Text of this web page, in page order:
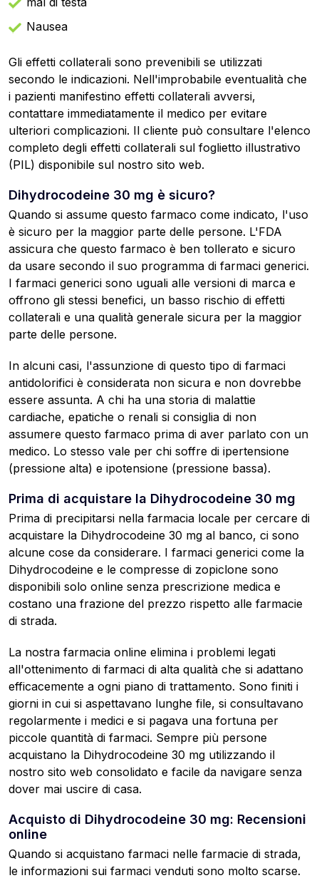
Nausea
Gli effetti collaterali sono prevenibili se utilizzati
secondo le indicazioni. Nell'improbabile eventualità che
i pazienti manifestino effetti collaterali avversi,
contattare immediatamente il medico per evitare
ulteriori complicazioni. Il cliente può consultare l'elenco
completo degli effetti collaterali sul foglietto illustrativo
(PIL) disponibile sul nostro sito web.
Dihydrocodeine 30 mg è sicuro?
Quando si assume questo farmaco come indicato, l'uso
è sicuro per la maggior parte delle persone. L'FDA
assicura che questo farmaco è ben tollerato e sicuro
da usare secondo il suo programma di farmaci generici.
I farmaci generici sono uguali alle versioni di marca e
offrono gli stessi benefici, un basso rischio di effetti
collaterali e una qualità generale sicura per la maggior
parte delle persone.
In alcuni casi, l'assunzione di questo tipo di farmaci
antidolorifici è considerata non sicura e non dovrebbe
essere assunta. A chi ha una storia di malattie
cardiache, epatiche o renali si consiglia di non
assumere questo farmaco prima di aver parlato con un
medico. Lo stesso vale per chi soffre di ipertensione
(pressione alta) e ipotensione (pressione bassa).
Prima di acquistare la Dihydrocodeine 30 mg
Prima di precipitarsi nella farmacia locale per cercare di
acquistare la Dihydrocodeine 30 mg al banco, ci sono
alcune cose da considerare. I farmaci generici come la
Dihydrocodeine e le compresse di zopiclone sono
disponibili solo online senza prescrizione medica e
costano una frazione del prezzo rispetto alle farmacie
di strada.
La nostra farmacia online elimina i problemi legati
all'ottenimento di farmaci di alta qualità che si adattano
efficacemente a ogni piano di trattamento. Sono finiti i
giorni in cui si aspettavano lunghe file, si consultavano
regolarmente i medici e si pagava una fortuna per
piccole quantità di farmaci. Sempre più persone
acquistano la Dihydrocodeine 30 mg utilizzando il
nostro sito web consolidato e facile da navigare senza
dover mai uscire di casa.
Acquisto di Dihydrocodeine 30 mg: Recensioni
online
Quando si acquistano farmaci nelle farmacie di strada,
le informazioni sui farmaci venduti sono molto scarse.